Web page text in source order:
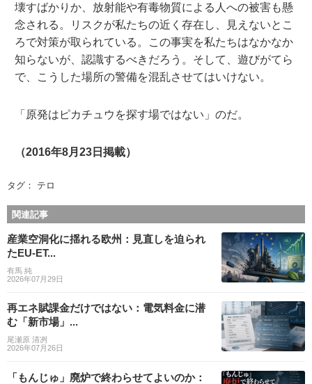
壊すばかりか、放射能や有毒物質による人への被害も懸
念される。リスクが私たちの近く存在し、見えないとこ
ろで対策が取られている。この事実を私たちはなかなか
知らないが、認識するべきだろう。そして、遊びがてら
で、こうした場所の警備を混乱させてはいけない。
「原発はピカチュウを探す場ではない」のだ。
（2016年8月23日掲載）
タグ： テロ
関連記事
産業空洞化に揺れる欧州：見直しを迫られ
たEU-ET...
有馬 純
2026年07月29日
再エネ賦課金だけではない：電気料金に潜
む「新市場」...
尾瀬原 清冽
2026年07月26日
「もんじゅ」廃炉で終わらせてよいのか：